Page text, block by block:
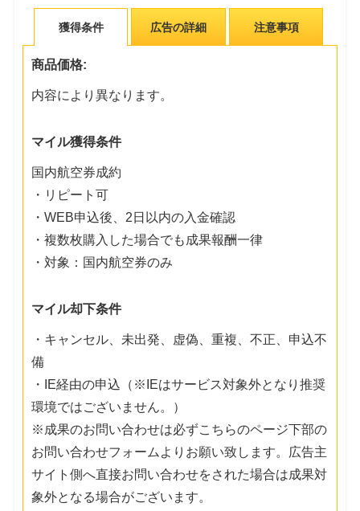
獲得条件 広告の詳細 注意事項
商品価格:
内容により異なります。
マイル獲得条件
国内航空券成約
・リピート可
・WEB申込後、2日以内の入金確認
・複数枚購入した場合でも成果報酬一律
・対象：国内航空券のみ
マイル却下条件
・キャンセル、未出発、虚偽、重複、不正、申込不
備
・IE経由の申込（※IEはサービス対象外となり推奨
環境ではございません。）
※成果のお問い合わせは必ずこちらのページ下部の
お問い合わせフォームよりお願い致します。広告主
サイト側へ直接お問い合わせをされた場合は成果対
象外となる場合がございます。